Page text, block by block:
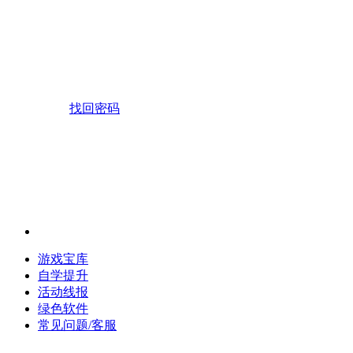
找回密码
游戏宝库
自学提升
活动线报
绿色软件
常见问题/客服